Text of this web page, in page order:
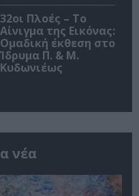
32οι Πλοές – Το
Αίνιγμα της Εικόνας:
Ομαδική έκθεση στο
Ίδρυμα Π. & Μ.
Κυδωνιέως
νέα